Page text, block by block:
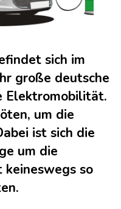
sich im
große deutsche
Elektromobilität.
um die
ist sich die
um die
so